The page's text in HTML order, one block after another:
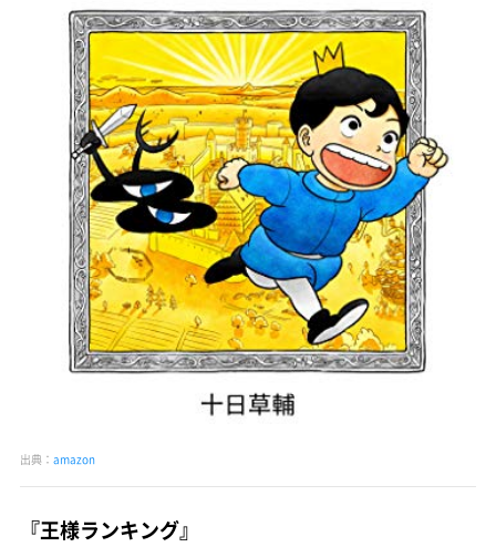
出典： amazon
『王様ランキング』